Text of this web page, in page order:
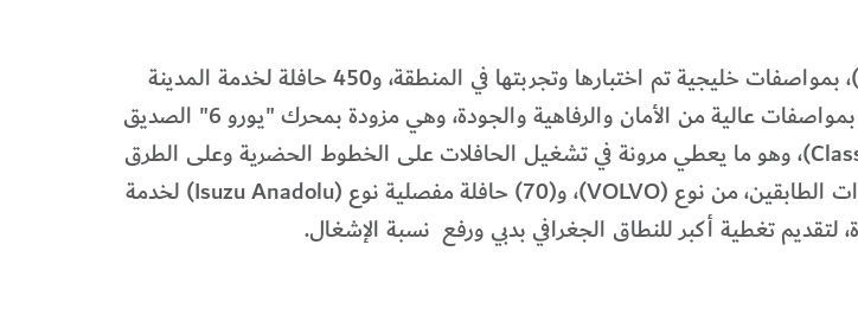
وأضاف: يتضمن العقد شراء (40) حافلة كهربائية، من نوع (Zhongtong)، بمواصفات خليجية تم اختبارها وتجربتها في المنطقة، و450 حافلة لخدمة المدينة
منها (400) حافلة من نوع (MAN)، و(50) حافلة من نوع (Zhongtong)، بمواصفات عالية من الأمان والرفاهية والجودة، وهي مزودة بمحرك "يورو 6" الصديق
للبيئة، ومصنفة ضمن الفئة الثانية لتصنيف الأمم المتحدة للمركبات (Class II)، وهو ما يعطي مرونة في تشغيل الحافلات على الخطوط الحضرية وعلى الطرق
الطويلة السريعة (Inter-Urban)، كما يتضمن العقد شراء (76) حافلة ذات الطابقين، من نوع (VOLVO)، و(70) حافلة مفصلية نوع (Isuzu Anadolu) لخدمة
لتقديم تغطية أكبر للنطاق الجغرافي بدبي ورفع نسبة الإشغال.